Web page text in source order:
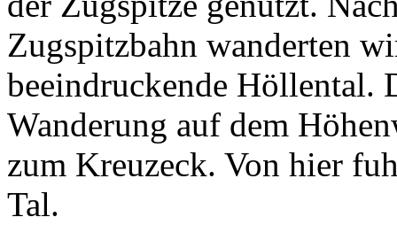
Zugspitzbahn wanderten
beeindruckende Höllental.
Wanderung auf dem
zum Kreuzeck. Von hier
Tal.